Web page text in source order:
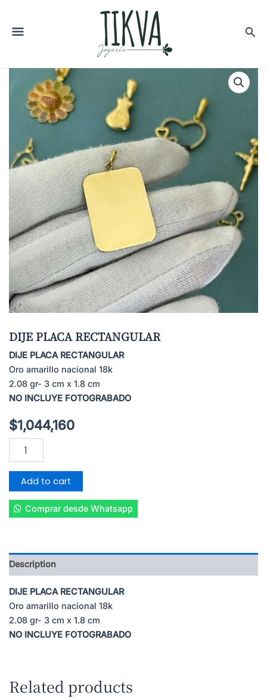
DIJE PLACA RECTANGULAR
DIJE PLACA RECTANGULAR
Oro amarillo nacional 18k
2.08 gr- 3 cm x 1.8 cm
NO INCLUYE FOTOGRABADO
$1,044,160
PLACA
quantity
Add to cart
Comprar desde Whatsapp
Description
DIJE PLACA RECTANGULAR
Oro amarillo nacional 18k
2.08 gr- 3 cm x 1.8 cm
NO INCLUYE FOTOGRABADO
Related products